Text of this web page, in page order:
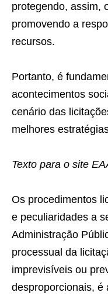
protegendo, assim,
promovendo a
recursos.
Portanto, é
acontecimentos
cenário das
melhores
Texto para o site
Os procedimentos
e peculiaridades a
Administração
processual da
imprevisíveis ou
desproporcionais, é